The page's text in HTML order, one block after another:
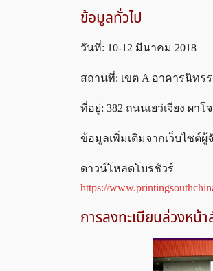
ข้อมูลทั่วไป
วันที่: 10-12 มีนาคม 2018
สถานที่: เขต A อาคารนิทร
ที่อยู่: 382 ถนนเยว่เจียง ผา
ข้อมูลเพิ่มเติมจากเว็บไซต์ผู้
ดาวน์โหลดโบรชัวร์
https://
การลงทะเบียนล่วงหน้